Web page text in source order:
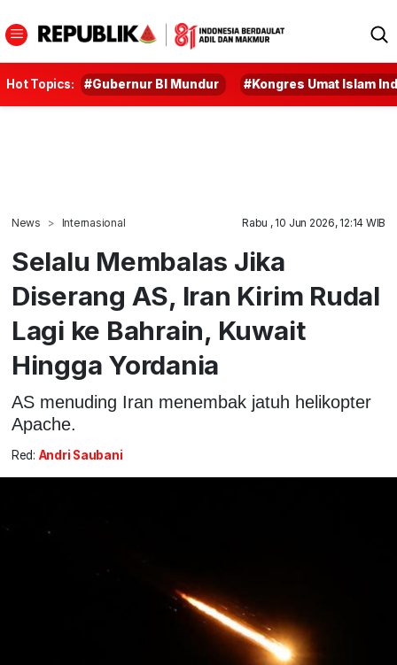
Hot Topics: #Gubernur BI Mundur #Kongres Umat Islam
News Internasional Rabu , 10 Jun 2026, 12:14 WIB
Selalu Membalas Jika
Diserang AS, Iran Kirim Rudal
Lagi ke Bahrain, Kuwait
Hingga Yordania
AS menuding Iran menembak jatuh helikopter
Apache.
Red: Andri Saubani